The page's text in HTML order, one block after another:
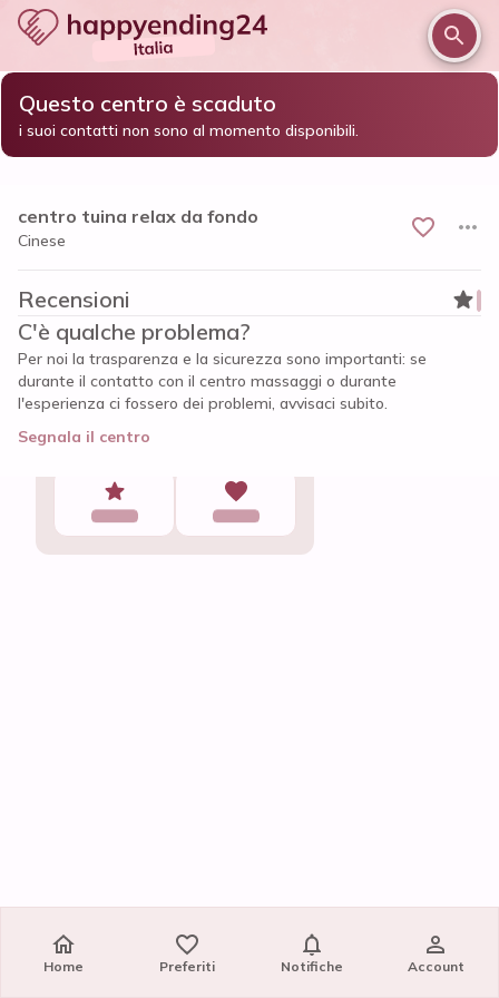
Home / Ferrara e provincia / Ferrara
centro tuina relax da fondo
Questo centro è scaduto
i suoi contatti non sono al momento disponibili.
centro tuina relax da fondo
Cinese
Recensioni
C'è qualche problema?
Per noi la trasparenza e la sicurezza sono importanti: se
durante il contatto con il centro massaggi o durante
l'esperienza ci fossero dei problemi, avvisaci subito.
Segnala il centro
Home Preferiti Notifiche Account
Home Preferiti Notifiche Account